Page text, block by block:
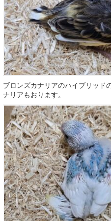
ブロンズカナリアのハイブリッド
ナリアもおります。